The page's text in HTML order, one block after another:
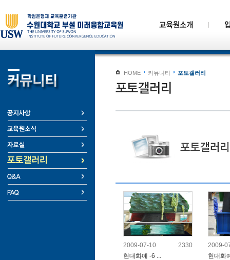
HOME 커뮤니티 포토갤러리
현대화예 -6 ...
2009-07-10
2330
현대화
2009-